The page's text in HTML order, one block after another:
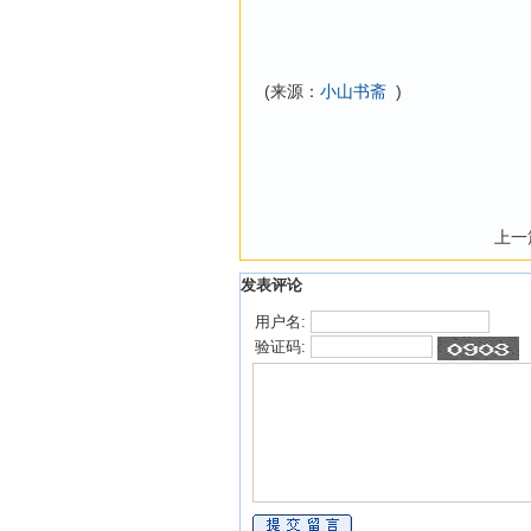
(来源： 小山书斋 )
上
发表评论
用户名:
验证码: